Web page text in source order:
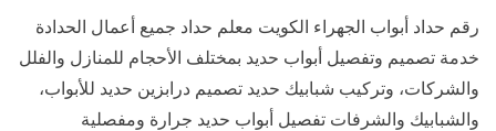
رقم حداد أبواب الجهراء الكويت معلم حداد جميع أعمال الحدادة
خدمة تصميم وتفصيل أبواب حديد بمختلف الأحجام للمنازل والفلل
والشركات، وتركيب شبابيك حديد تصميم درابزين حديد للأبواب،
والشبابيك والشرفات تفصيل أبواب حديد جرارة ومفصلية